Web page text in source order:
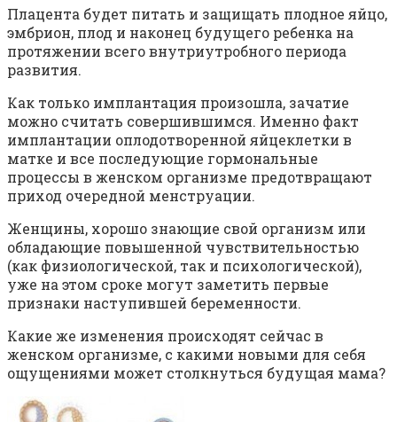
Плацента будет питать и защищать плодное яйцо,
эмбрион, плод и наконец будущего ребенка на
протяжении всего внутриутробного периода
развития.
Как только имплантация произошла, зачатие
можно считать совершившимся. Именно факт
имплантации оплодотворенной яйцеклетки в
матке и все последующие гормональные
процессы в женском организме предотвращают
приход очередной менструации.
Женщины, хорошо знающие свой организм или
обладающие повышенной чувствительностью
(как физиологической, так и психологической),
уже на этом сроке могут заметить первые
признаки наступившей беременности.
Какие же изменения происходят сейчас в
женском организме, с какими новыми для себя
ощущениями может столкнуться будущая мама?